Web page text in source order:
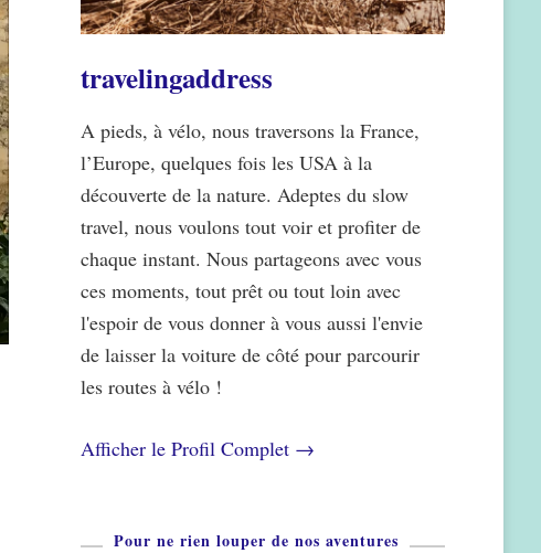
travelingaddress
A pieds, à vélo, nous traversons la France,
l’Europe, quelques fois les USA à la
découverte de la nature. Adeptes du slow
travel, nous voulons tout voir et profiter de
chaque instant. Nous partageons avec vous
ces moments, tout prêt ou tout loin avec
l'espoir de vous donner à vous aussi l'envie
de laisser la voiture de côté pour parcourir
les routes à vélo !
Afficher le Profil Complet →
Pour ne rien louper de nos aventures